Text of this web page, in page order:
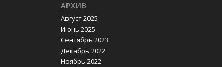
АРХИВ
Август 2025
Июнь 2025
Сентябрь 2023
Декабрь 2022
Ноябрь 2022